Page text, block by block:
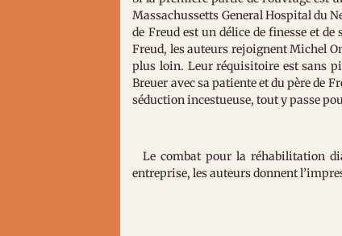
Massachussetts General Hospital du
de Freud est un délice de finesse et
Freud, les auteurs rejoignent Michel
plus loin. Leur réquisitoire est sans
Breuer avec sa patiente et du père de
séduction incestueuse, tout y passe
Le combat pour la réhabilitation
entreprise, les auteurs donnent